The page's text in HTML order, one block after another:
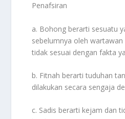
Penafsiran
a. Bohong berarti sesuatu
sebelumnya oleh
tidak sesuai dengan fakta
b. Fitnah berarti tuduhan
dilakukan secara sengaja
c. Sadis berarti kejam dan